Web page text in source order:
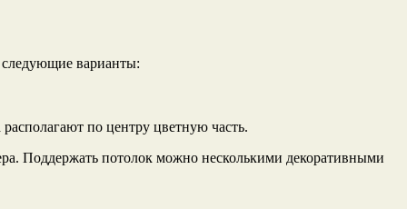
следующие варианты:
по центру цветную часть.
Поддержать потолок можно несколькими декоративными